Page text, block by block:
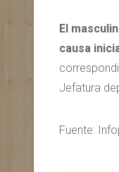
El
causa
Jefatura
Fuente: